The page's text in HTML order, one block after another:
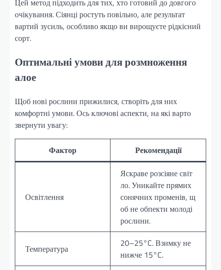
Цей метод підходить для тих, хто готовий до довгого
очікування. Сіянці ростуть повільно, але результат
вартий зусиль, особливо якщо ви вирощуєте рідкісний
сорт.
Оптимальні умови для розмноження
алое
Щоб нові рослини прижилися, створіть для них
комфортні умови. Ось ключові аспекти, на які варто
звернути увагу:
Фактор Рекомендації
Освітлення
Яскраве розсіяне світ
ло. Уникайте прямих
сонячних променів, щ
об не обпекти молоді
рослини.
Температура
20–25°C. Взимку не
нижче 15°C.